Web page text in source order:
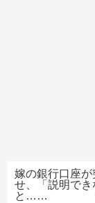
嫁の銀行口座
せ、「説明でき
と……